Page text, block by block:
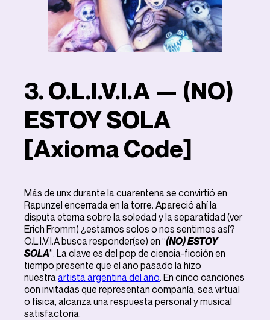
3. O.L.I.V.I.A — (NO)
ESTOY SOLA
[Axioma Code]
Más de unx durante la cuarentena se convirtió en
Rapunzel encerrada en la torre. Apareció ahí la
disputa eterna sobre la soledad y la separatidad (ver
Erich Fromm) ¿estamos solos o nos sentimos así?
O.L.I.V.I.A busca responder(se) en “(NO) ESTOY
SOLA”. La clave es del pop de ciencia-ficción en
tiempo presente que el año pasado la hizo
nuestra artista argentina del año. En cinco canciones
con invitadas que representan compañía, sea virtual
o física, alcanza una respuesta personal y musical
satisfactoria.